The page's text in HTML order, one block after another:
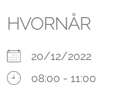
HVORNÅR
20/12/2022
08:00 - 11:00